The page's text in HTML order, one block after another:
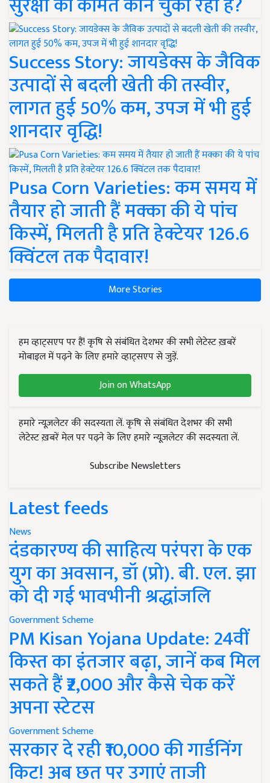
Success Story: जायडेक्स के जैविक
उत्पादों से बदली खेती की तस्वीर,
लागत हुई 50% कम, उपज में भी हुई
शानदार वृद्धि!
Pusa Corn Varieties: कम समय में
तैयार हो जाती हैं मक्का की ये पांच
किस्में, मिलती है प्रति हेक्टेयर 126.6
क्विंटल तक पैदावार!
More Stories
हम व्हाट्सएप पर हैं! कृषि से संबंधित देशभर की सभी लेटेस्ट ख़बरें
मोबाइल में पढ़ने के लिए हमारे व्हाट्सएप से जुड़ें.
Join on WhatsApp
हमारे न्यूज़लेटर की सदस्यता लें. कृषि से संबंधित देशभर की सभी
लेटेस्ट ख़बरें मेल पर पढ़ने के लिए हमारे न्यूज़लेटर की सदस्यता लें.
Subscribe Newsletters
Latest feeds
News
दंडकारण्य की साहित्य परंपरा के एक
युग का अवसान, डॉ (प्रो). बी. एल. झा
को दी गई भावभीनी श्रद्धांजलि
Government Scheme
PM Kisan Yojana Update: 24वीं
किस्त का इंतजार बढ़ा, जानें कब मिल
सकते हैं ₹2,000 और कैसे चेक करें
अपना स्टेटस
Government Scheme
सरकार दे रही ₹10,000 की गार्डनिंग
किट! अब छत पर उगाएं ताजी